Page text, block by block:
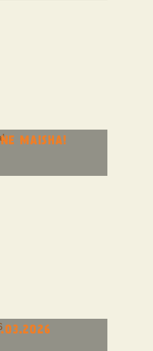
MAISHA!